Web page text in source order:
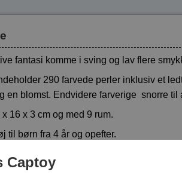
fantasi komme i sving og lav flere
290 farvede perler inklusiv et
en blomst. Endvidere farverige snorre til
16 x 3 cm og med 9 rum.
til børn fra 4 år og opefter.
Captoy